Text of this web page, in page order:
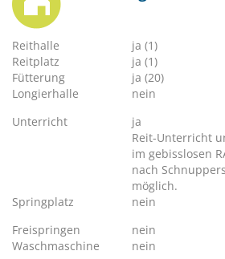
Reithalle
ja (1)
Reitplatz
ja (1)
Fütterung
ja (20)
Longierhalle
nein
Unterricht
ja
Reit-Unterricht
im gebisslosen
nach
möglich.
Springplatz
nein
Freispringen
nein
Waschmaschine
nein